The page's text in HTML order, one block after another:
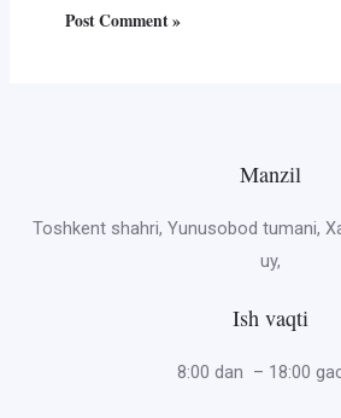
Manzil
Toshkent shahri, Yunusobod tumani,
uy,
Ish vaqti
8:00 dan – 18:00